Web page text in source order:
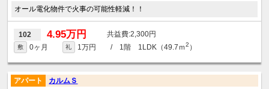
オール電化物件で火事の可能性軽減！！
102 4.95万円 2,300円
敷 0ヶ月 礼 1万円 / 1階 1LDK（49.7ｍ2 ）
アパート カルムＳ